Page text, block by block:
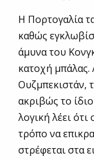
Η Πορτογαλία
καθώς
άμυνα του
κατοχή μπάλας.
Ουζμπεκιστάν,
ακριβώς το
λογική λέει
τρόπο να
στρέφεται στα